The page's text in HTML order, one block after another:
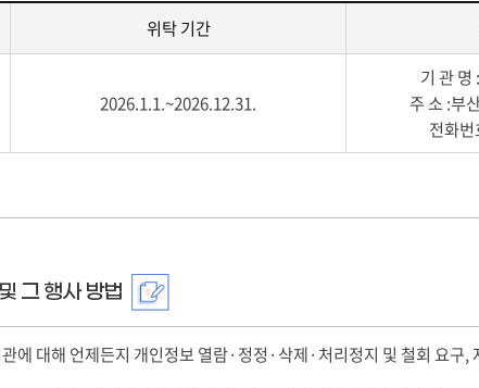
위탁 기간
2026.1.1.~2026.12.31.
기 관
주 소 :부
전화
그 행사 방법
대해 언제든지 개인정보 열람·정정·삭제·처리정지 및 철회 요구,